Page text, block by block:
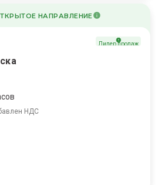
НАПРАВЛЕНИЕ
Лидер продаж
НДС